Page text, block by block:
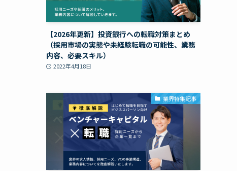
【2026年更新】投資銀行への転職対策まとめ
（採用市場の実態や未経験転職の可能性、業務
内容、必要スキル）
2022年4月18日
業界特集記事